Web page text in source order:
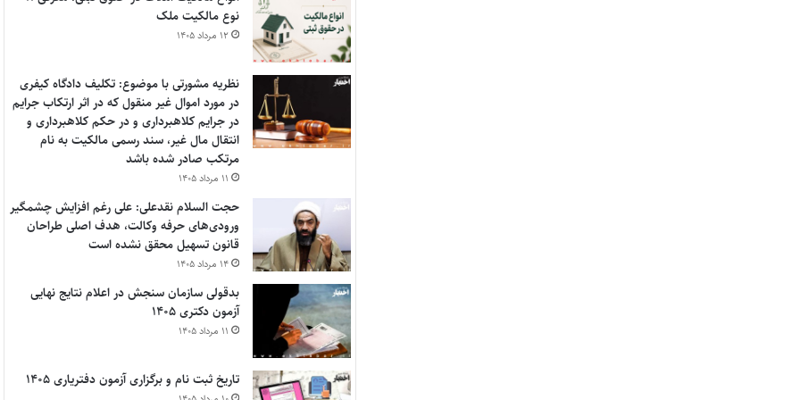
نوع مالکیت ملک
۱۲ مرداد ۱۴۰۵
نظریه مشورتی با موضوع: تکلیف دادگاه کیفری
در مورد اموال غیر منقول که در اثر ارتکاب جرایم
در جرایم کلاهبرداری و در حکم کلاهبرداری و
انتقال مال غیر، سند رسمی مالکیت به نام
مرتکب صادر شده باشد
۱۱ مرداد ۱۴۰۵
حجت السلام نقدعلی: علی رغم افزایش چشمگیر
ورودی‌های حرفه وکالت، هدف اصلی طراحان
قانون تسهیل محقق نشده است
۱۴ مرداد ۱۴۰۵
بدقولی سازمان سنجش در اعلام نتایج نهایی
آزمون دکتری ۱۴۰۵
۱۱ مرداد ۱۴۰۵
تاریخ ثبت نام و برگزاری آزمون دفتریاری ۱۴۰۵